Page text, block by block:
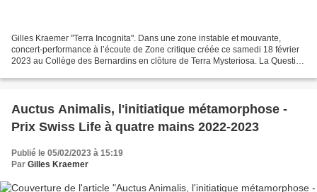
Gilles Kraemer "Terra Incognita". Dans une zone instable et mouvante,
concert-performance à l’écoute de Zone critique créée ce samedi 18 février
2023 au Collège des Bernardins en clôture de Terra Mysteriosa. La Question
Auctus Animalis, l'initiatique métamorphose -
Prix Swiss Life à quatre mains 2022-2023
Publié le 05/02/2023 à 15:19
Par Gilles Kraemer